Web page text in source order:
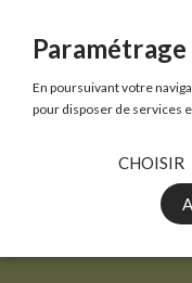
En poursuivant votre
pour disposer de services
CHOISIR